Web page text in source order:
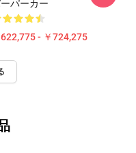
パーカー
622,775 - ￥724,275